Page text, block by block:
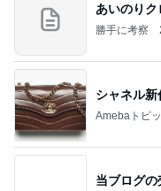
あいのり
勝手に考察
シャネル
Amebaトピ
当ブログ